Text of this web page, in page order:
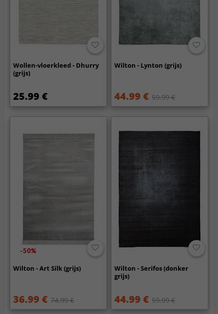
Wollen-vloerkleed - Dhurry
(grijs)
25.99 €
Wilton - Lynton (grijs)
44.99 € 59.99 €
-50%
Wilton - Art Silk (grijs)
36.99 € 74.99 €
Wilton - Serifos (donker
grijs)
44.99 € 59.99 €